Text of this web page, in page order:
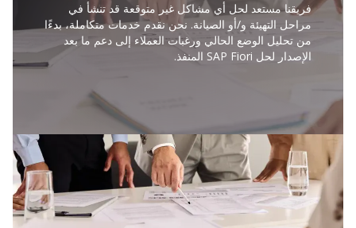
فريقنا مستعد لحل أي مشاكل غير متوقعة قد تنشأ في
مراحل التهيئة و/أو الصيانة. نحن نقدم خدمات متكاملة، بدءًا
من تحليل الوضع الحالي ورغبات العملاء إلى دعم ما بعد
الإصدار لحل SAP Fiori المنفذ.